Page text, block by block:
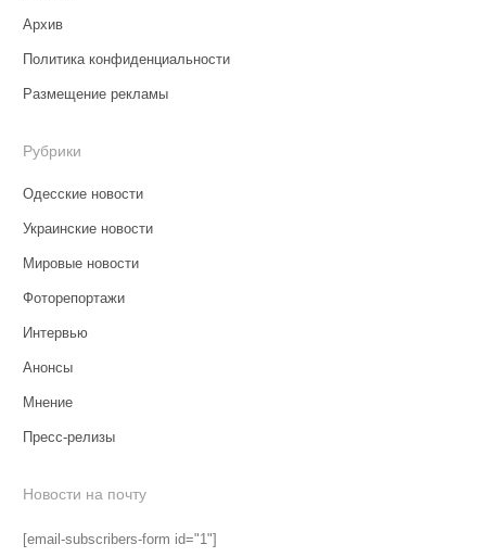
Архив
Политика конфиденциальности
Размещение рекламы
Рубрики
Одесские новости
Украинские новости
Мировые новости
Фоторепортажи
Интервью
Анонсы
Мнение
Пресс-релизы
Новости на почту
[email-subscribers-form id="1"]